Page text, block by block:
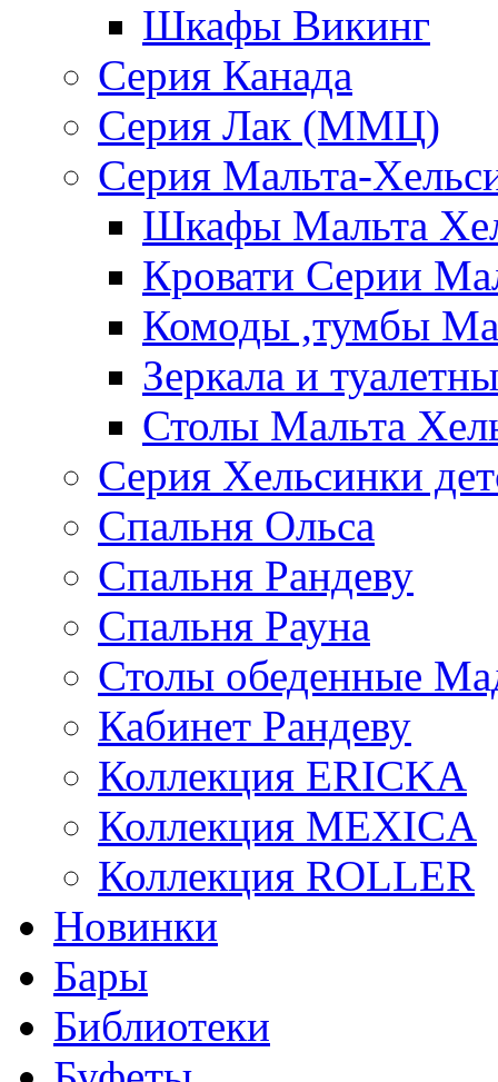
Шкафы Викинг
Серия Канада
Серия Лак (ММЦ)
Серия Мальта-
Шкафы Мальта
Кровати Серии
Комоды ,тумбы
Зеркала и
Столы Мальта
Серия Хельсинки
Спальня Ольса
Спальня Рандеву
Спальня Рауна
Столы обеденные
Кабинет Рандеву
Коллекция ERICKA
Коллекция MEXICA
Коллекция ROLLER
Новинки
Бары
Библиотеки